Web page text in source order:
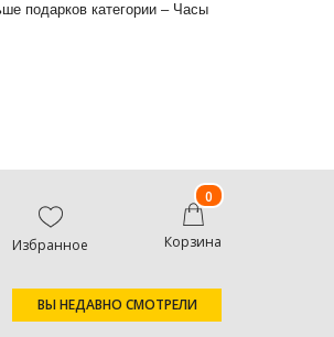
подарков категории – Часы
Избранное
0
Корзина
ВЫ НЕДАВНО СМОТРЕЛИ